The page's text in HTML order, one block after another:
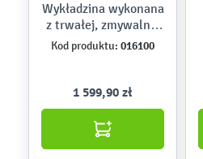
Wykładzina wykonana
z trwałej, zmywalnej
tkaniny wolnej od
ftalanów. biała 4 x 5
Kod produktu: 016100
1 599,90 zł